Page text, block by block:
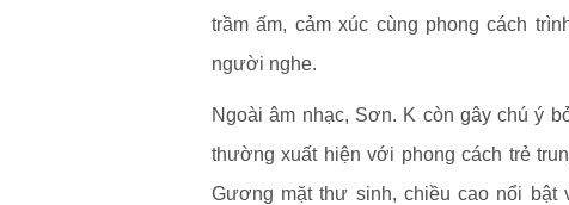
trầm ấm, cảm xúc cùng phong cách
người nghe.
Ngoài âm nhạc, Sơn. K còn gây chú ý
thường xuất hiện với phong cách trẻ
Gương mặt thư sinh, chiều cao nổi